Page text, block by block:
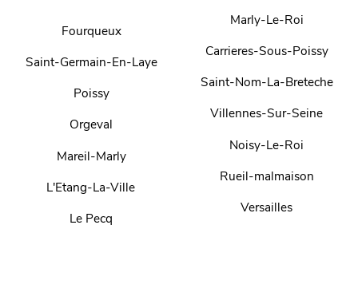
Fourqueux
Saint-Germain-En-Laye
Poissy
Orgeval
Mareil-Marly
L'Etang-La-Ville
Le Pecq
Marly-Le-Roi
Carrieres-Sous-Poissy
Saint-Nom-La-Breteche
Villennes-Sur-Seine
Noisy-Le-Roi
Rueil-malmaison
Versailles